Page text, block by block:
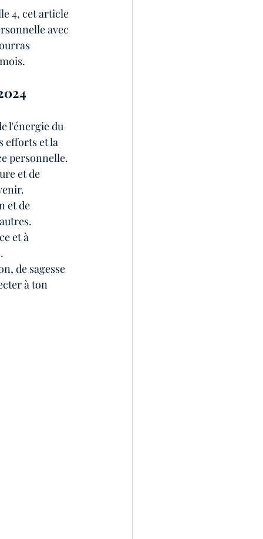
4, cet article
avec
l'énergie du
efforts et la
personnelle.
et de
et de
et à
de sagesse
à ton